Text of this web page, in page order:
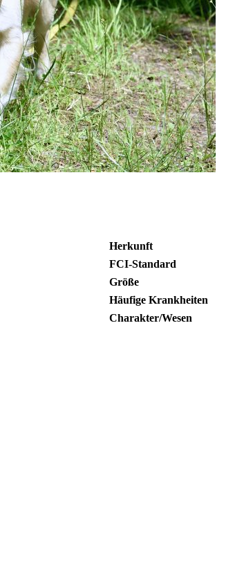
Herkunft
FCI-Standard
Größe
Häufige Krankheiten
Charakter/Wesen